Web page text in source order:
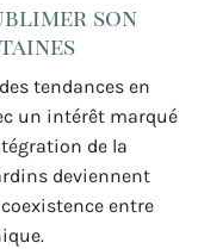
son
tendances en
un intérêt marqué
de la
deviennent
entre